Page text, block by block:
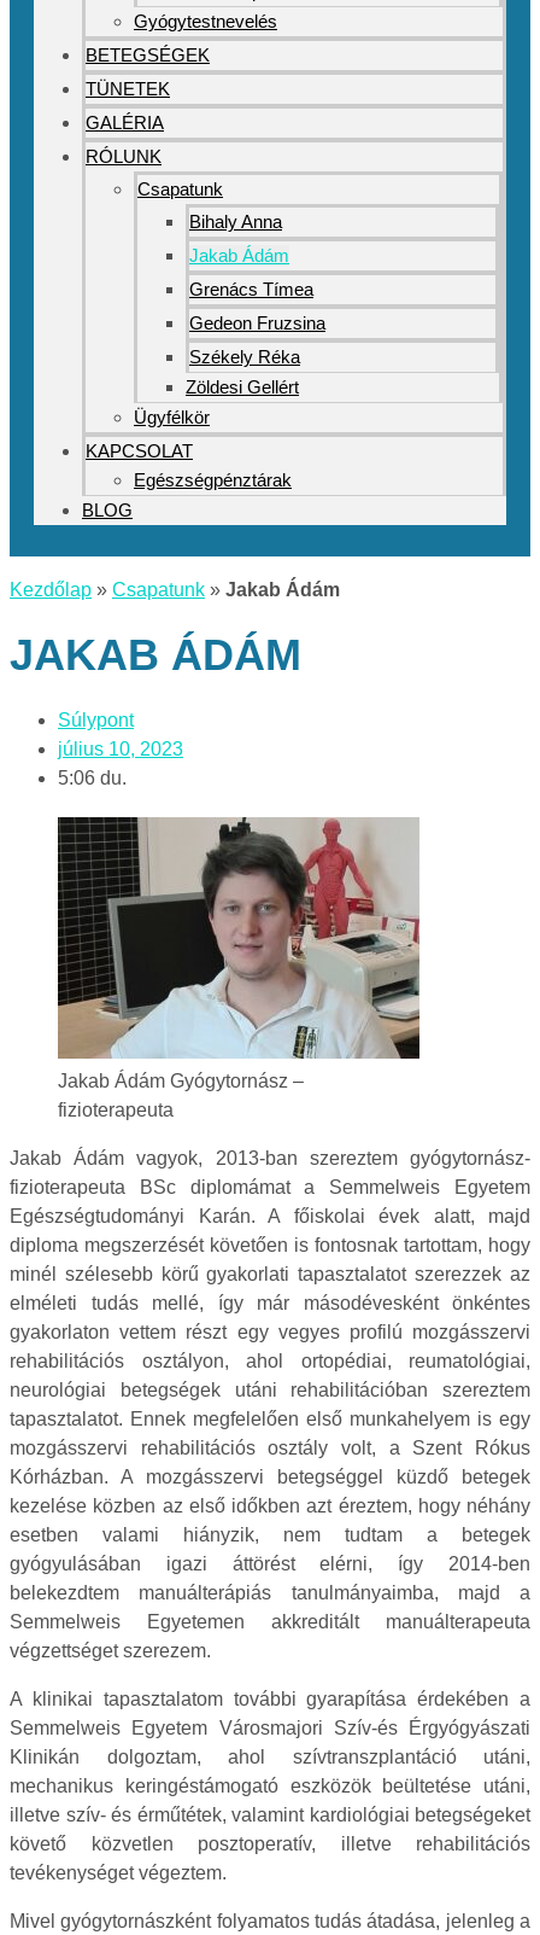
Gyógytestnevelés
BETEGSÉGEK
TÜNETEK
GALÉRIA
RÓLUNK
Csapatunk
Bihaly Anna
Jakab Ádám
Grenács Tímea
Gedeon Fruzsina
Székely Réka
Zöldesi Gellért
Ügyfélkör
KAPCSOLAT
Egészségpénztárak
BLOG
Kezdőlap » Csapatunk » Jakab Ádám
JAKAB ÁDÁM
Súlypont
július 10, 2023
5:06 du.
Jakab Ádám Gyógytornász –
fizioterapeuta
Jakab Ádám vagyok, 2013-ban szereztem gyógytornász-
fizioterapeuta BSc diplomámat a Semmelweis Egyetem
Egészségtudományi Karán. A főiskolai évek alatt, majd
diploma megszerzését követően is fontosnak tartottam, hogy
minél szélesebb körű gyakorlati tapasztalatot szerezzek az
elméleti tudás mellé, így már másodévesként önkéntes
gyakorlaton vettem részt egy vegyes profilú mozgásszervi
rehabilitációs osztályon, ahol ortopédiai, reumatológiai,
neurológiai betegségek utáni rehabilitációban szereztem
tapasztalatot. Ennek megfelelően első munkahelyem is egy
mozgásszervi rehabilitációs osztály volt, a Szent Rókus
Kórházban. A mozgásszervi betegséggel küzdő betegek
kezelése közben az első időkben azt éreztem, hogy néhány
esetben valami hiányzik, nem tudtam a betegek
gyógyulásában igazi áttörést elérni, így 2014-ben
belekezdtem manuálterápiás tanulmányaimba, majd a
Semmelweis Egyetemen akkreditált manuálterapeuta
végzettséget szerezem.
A klinikai tapasztalatom további gyarapítása érdekében a
Semmelweis Egyetem Városmajori Szív-és Érgyógyászati
Klinikán dolgoztam, ahol szívtranszplantáció utáni,
mechanikus keringéstámogató eszközök beültetése utáni,
illetve szív- és érműtétek, valamint kardiológiai betegségeket
követő közvetlen posztoperatív, illetve rehabilitációs
tevékenységet végeztem.
Mivel gyógytornászként folyamatos tudás átadása, jelenleg a